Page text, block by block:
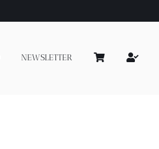
NEWSLETTER